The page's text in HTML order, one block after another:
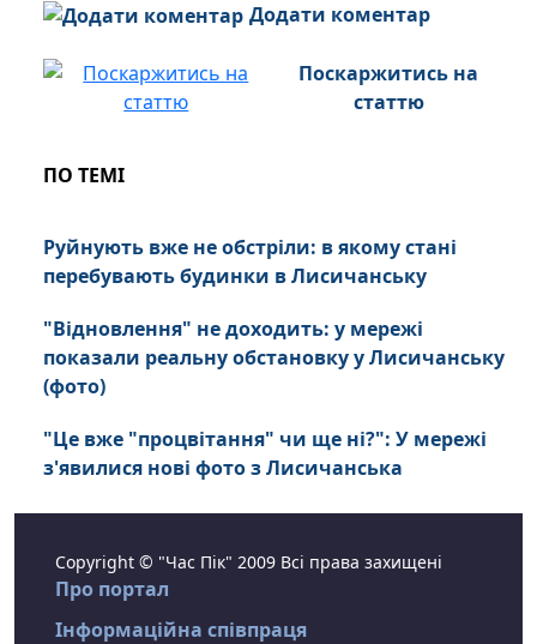
Додати коментар
Поскаржитись на
статтю
ПО ТЕМІ
Руйнують вже не обстріли: в якому стані
перебувають будинки в Лисичанську
"Відновлення" не доходить: у мережі
показали реальну обстановку у Лисичанську
(фото)
"Це вже "процвітання" чи ще ні?": У мережі
з'явилися нові фото з Лисичанська
Copyright © "Час Пік" 2009 Всі права захищені
Про портал
Інформаційна співпраця